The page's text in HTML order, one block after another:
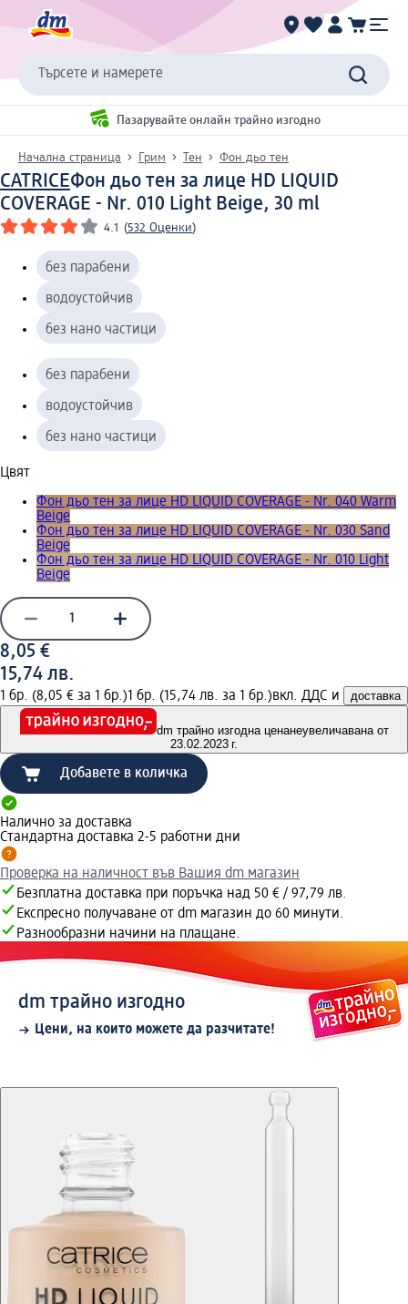
Търсете и намерете
Пазарувайте онлайн трайно изгодно
Начална страница Грим Тен Фон дьо тен
CATRICEФон дьо тен за лице HD LIQUID
COVERAGE - Nr. 010 Light Beige, 30 ml
4.1 (532 Оценки)
без парабени
водоустойчив
без нано частици
без парабени
водоустойчив
без нано частици
Цвят
Фон дьо тен за лице HD LIQUID COVERAGE - Nr. 040 Warm
Beige
Фон дьо тен за лице HD LIQUID COVERAGE - Nr. 030 Sand
Beige
Фон дьо тен за лице HD LIQUID COVERAGE - Nr. 010 Light
Beige
8,05 €
15,74 лв.
1 бр. (8,05 € за 1 бр.)1 бр. (15,74 лв. за 1 бр.)вкл. ДДС и доставка
dm трайно изгодна ценанеувеличавана от
23.02.2023 г.
Добавете в количка
Налично за доставка
Стандартна доставка 2-5 работни дни
Проверка на наличност във Вашия dm магазин
Безплатна доставка при поръчка над 50 € / 97,79 лв.
Експресно получаване от dm магазин до 60 минути.
Разнообразни начини на плащане.
dm трайно изгодно
Цени, на които можете да разчитате!